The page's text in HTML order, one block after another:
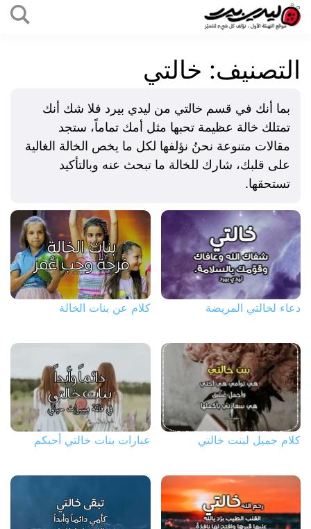
بيرد
التصنيف: خالتي
بما أنك في قسم خالتي من ليدي بيرد فلا شك أنك
تمتلك خالة عظيمة تحبها مثل أمك تماماً، ستجد
مقالات متنوعة نحنُ نؤلفها لكل ما يخص الخالة الغالية
على قلبك، شارك للخالة ما تبحث عنه وبالتأكيد
تستحقها.
دعاء لخالتي المريضة كلام عن بنات الخالة
كلام جميل لبنت خالتي عبارات بنات خالتي أحبكم